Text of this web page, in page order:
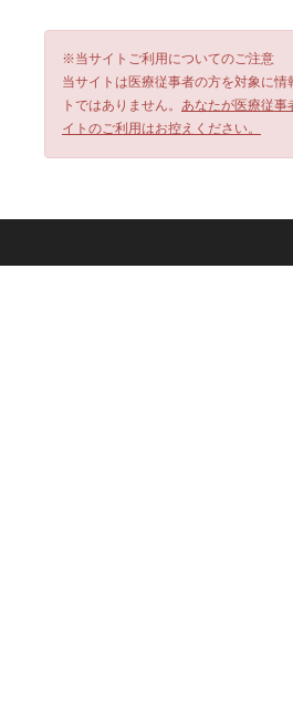
※当サイトご利用についてのご注意
当サイトは医療従事者の方を対象に
トではありません。 あなたが医療従事
イトのご利用はお控えください。